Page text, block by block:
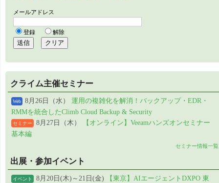
クライム主催セミナー
Web 8月26日（水） 運用の複雑化を解消！バックアップ・EDR・
RMMを統合したClimb Cloud Backup & Security
セミナー 8月27日（木）
【オンライン】Veeamハンズオンセミナー
基本編
セミナー情報一覧
出展・参加イベント
イベント 8月20日(木)～21日(金)
【東京】AIエージェントDXPO 東